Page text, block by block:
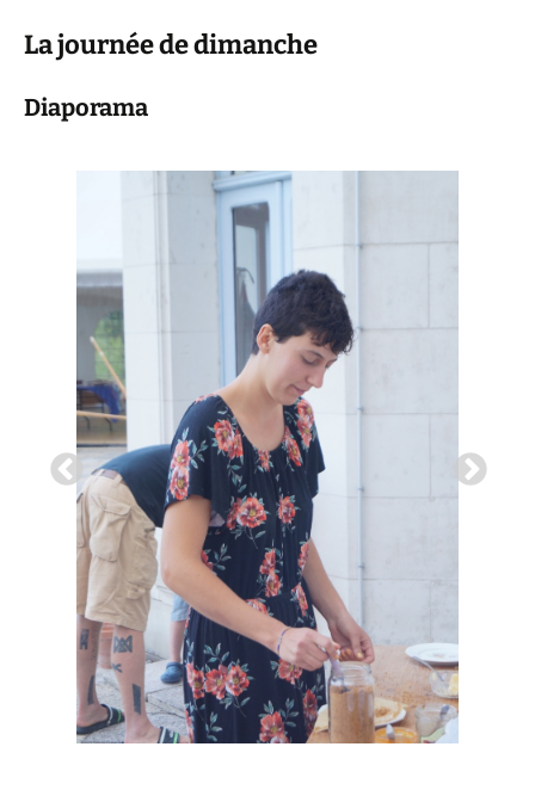
La journée de dimanche
Diaporama